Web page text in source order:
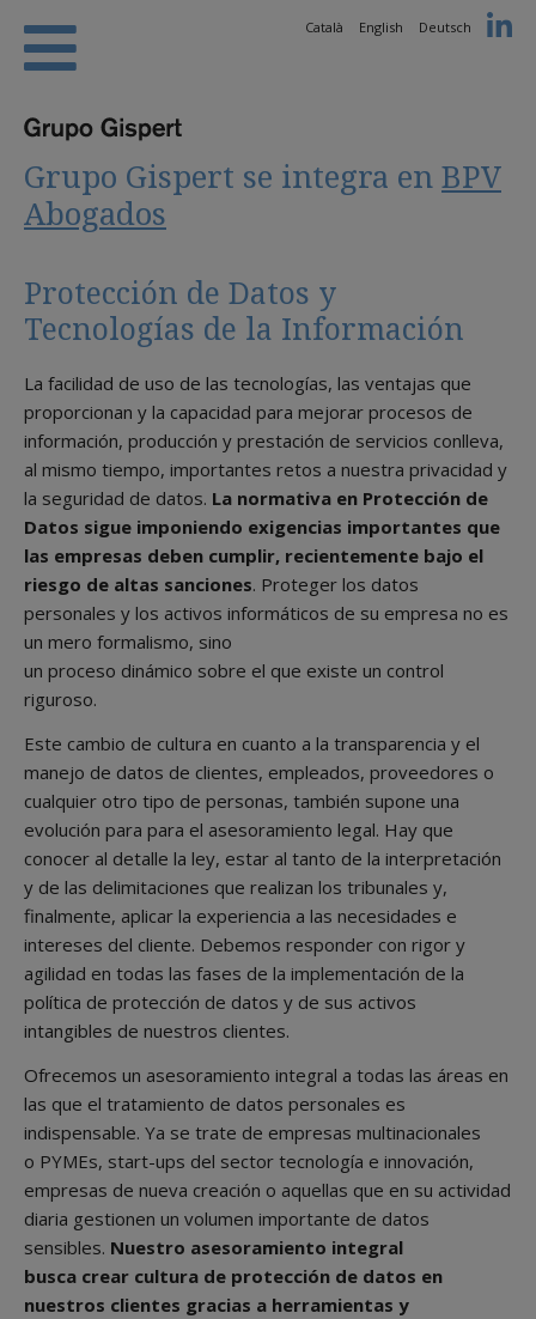
Català English Deutsch
Grupo Gispert se integra en BPV
Abogados
Protección de Datos y
Tecnologías de la Información
La facilidad de uso de las tecnologías, las ventajas que
proporcionan y la capacidad para mejorar procesos de
información, producción y prestación de servicios conlleva,
al mismo tiempo, importantes retos a nuestra privacidad y
la seguridad de datos. La normativa en Protección de
Datos sigue imponiendo exigencias importantes que
las empresas deben cumplir, recientemente bajo el
riesgo de altas sanciones. Proteger los datos
personales y los activos informáticos de su empresa no es
un mero formalismo, sino
un proceso dinámico sobre el que existe un control
riguroso.
Este cambio de cultura en cuanto a la transparencia y el
manejo de datos de clientes, empleados, proveedores o
cualquier otro tipo de personas, también supone una
evolución para para el asesoramiento legal. Hay que
conocer al detalle la ley, estar al tanto de la interpretación
y de las delimitaciones que realizan los tribunales y,
finalmente, aplicar la experiencia a las necesidades e
intereses del cliente. Debemos responder con rigor y
agilidad en todas las fases de la implementación de la
política de protección de datos y de sus activos
intangibles de nuestros clientes.
Ofrecemos un asesoramiento integral a todas las áreas en
las que el tratamiento de datos personales es
indispensable. Ya se trate de empresas multinacionales
o PYMEs, start-ups del sector tecnología e innovación,
empresas de nueva creación o aquellas que en su actividad
diaria gestionen un volumen importante de datos
sensibles. Nuestro asesoramiento integral
busca crear cultura de protección de datos en
nuestros clientes gracias a herramientas y